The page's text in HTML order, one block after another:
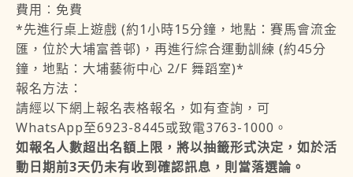
費用︰免費
*先進行桌上遊戲 (約1小時15分鐘，地點：賽馬會流金
匯，位於大埔富善邨)，再進行綜合運動訓練 (約45分
鐘，地點：大埔藝術中心 2/F 舞蹈室)*
報名方法：
請經以下網上報名表格報名，如有查詢，可
WhatsApp至6923-8445或致電3763-1000。
如報名人數超出名額上限，將以抽籤形式決定，如於活
動日期前3天仍未有收到確認訊息，則當落選論。